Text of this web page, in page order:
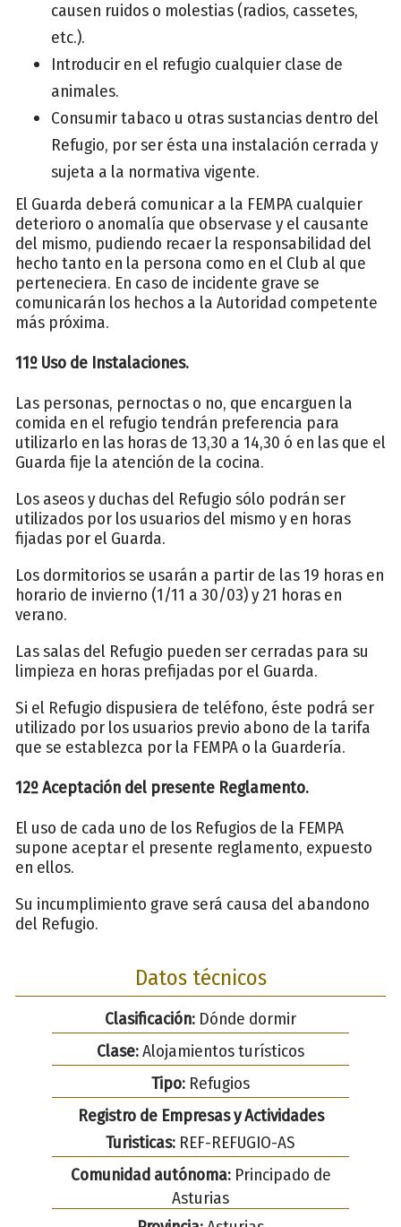
causen ruidos o molestias (radios, cassetes,
etc.).
Introducir en el refugio cualquier clase de
animales.
Consumir tabaco u otras sustancias dentro del
Refugio, por ser ésta una instalación cerrada y
sujeta a la normativa vigente.
El Guarda deberá comunicar a la FEMPA cualquier
deterioro o anomalía que observase y el causante
del mismo, pudiendo recaer la responsabilidad del
hecho tanto en la persona como en el Club al que
perteneciera. En caso de incidente grave se
comunicarán los hechos a la Autoridad competente
más próxima.
11º Uso de Instalaciones.
Las personas, pernoctas o no, que encarguen la
comida en el refugio tendrán preferencia para
utilizarlo en las horas de 13,30 a 14,30 ó en las que el
Guarda fije la atención de la cocina.
Los aseos y duchas del Refugio sólo podrán ser
utilizados por los usuarios del mismo y en horas
fijadas por el Guarda.
Los dormitorios se usarán a partir de las 19 horas en
horario de invierno (1/11 a 30/03) y 21 horas en
verano.
Las salas del Refugio pueden ser cerradas para su
limpieza en horas prefijadas por el Guarda.
Si el Refugio dispusiera de teléfono, éste podrá ser
utilizado por los usuarios previo abono de la tarifa
que se establezca por la FEMPA o la Guardería.
12º Aceptación del presente Reglamento.
El uso de cada uno de los Refugios de la FEMPA
supone aceptar el presente reglamento, expuesto
en ellos.
Su incumplimiento grave será causa del abandono
del Refugio.
Datos técnicos
Clasificación: Dónde dormir
Clase:Alojamientos turísticos
Tipo: Refugios
Registro de Empresas y Actividades
Turisticas: REF-REFUGIO-AS
Comunidad autónoma:Principado de
Asturias